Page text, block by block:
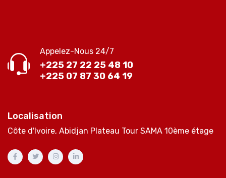
Appelez-Nous 24/7
+225 27 22 25 48 10
+225 07 87 30 64 19
Localisation
Côte d'Ivoire, Abidjan Plateau Tour SAMA 10ème étage